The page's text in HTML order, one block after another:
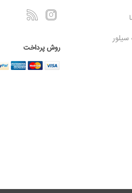
سیلور
روش پرداخت